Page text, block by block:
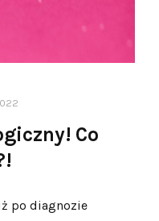
Co
po diagnozie